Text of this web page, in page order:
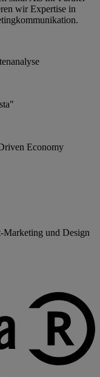
wir Expertise in
Economy
Marketing und Design